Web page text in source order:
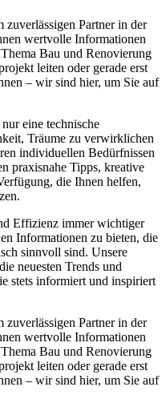
Partner in der
wertvolle Informationen
Bau und Renovierung
leiten oder gerade erst
– wir sind hier, um Sie auf
eine technische
Träume zu verwirklichen
individuellen Bedürfnissen
praxisnahe Tipps, kreative
die Ihnen helfen,
Effizienz immer wichtiger
Informationen zu bieten, die
sinnvoll sind. Unsere
neuesten Trends und
stets informiert und inspiriert
Partner in der
wertvolle Informationen
Bau und Renovierung
leiten oder gerade erst
– wir sind hier, um Sie auf